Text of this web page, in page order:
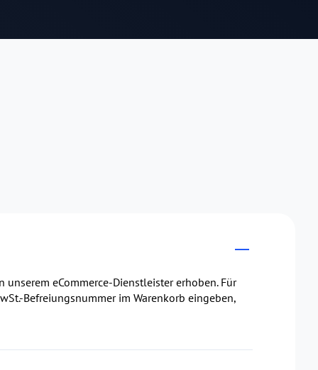
eCommerce-Dienstleister erhoben. Für
Befreiungsnummer im Warenkorb eingeben,